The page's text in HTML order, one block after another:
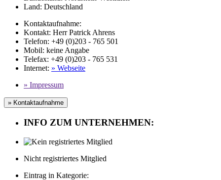
Land: Deutschland
Kontaktaufnahme:
Kontakt: Herr Patrick Ahrens
Telefon: +49 (0)203 - 765 501
Mobil: keine Angabe
Telefax: +49 (0)203 - 765 531
Internet: » Webseite
» Impressum
» Kontaktaufnahme
INFO ZUM UNTERNEHMEN:
Nicht registriertes Mitglied
Eintrag in Kategorie: